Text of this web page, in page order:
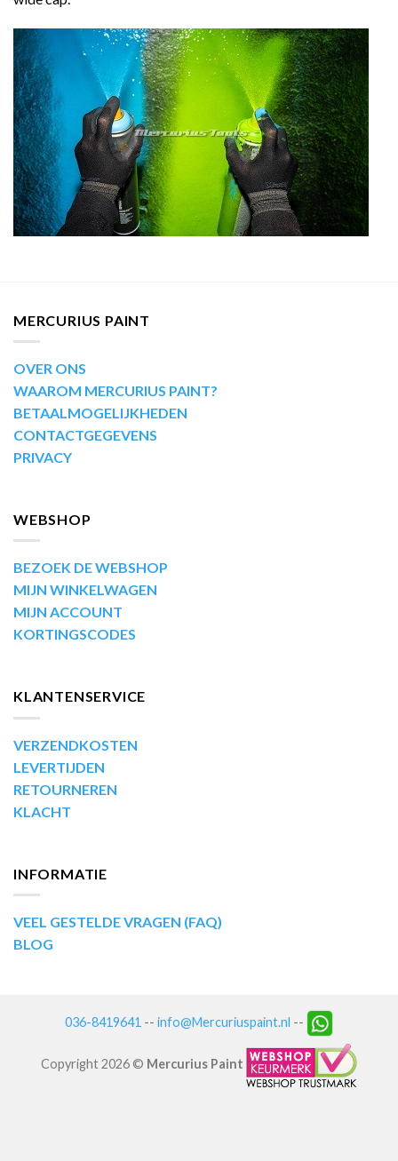
MERCURIUS PAINT
OVER ONS
WAAROM MERCURIUS PAINT?
BETAALMOGELIJKHEDEN
CONTACTGEGEVENS
PRIVACY
WEBSHOP
BEZOEK DE WEBSHOP
MIJN WINKELWAGEN
MIJN ACCOUNT
KORTINGSCODES
KLANTENSERVICE
VERZENDKOSTEN
LEVERTIJDEN
RETOURNEREN
KLACHT
INFORMATIE
VEEL GESTELDE VRAGEN (FAQ)
BLOG
036-8419641 -- info@Mercuriuspaint.nl --
Copyright 2026 © Mercurius Paint